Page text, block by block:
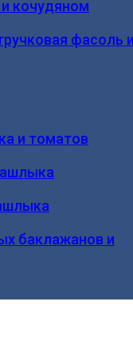
кочудяном
фасоль
и томатов
баклажанов и